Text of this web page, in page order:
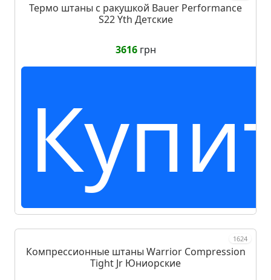
Термо штаны с ракушкой Bauer Performance
S22 Yth Детские
3616грн
1624
Компрессионные штаны Warrior Compression
Tight Jr Юниорские